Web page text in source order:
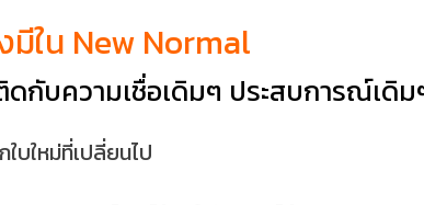
ใน New Normal
กับความเชื่อเดิมๆ ประสบการณ์เดิม
บใหม่ที่เปลี่ยนไป